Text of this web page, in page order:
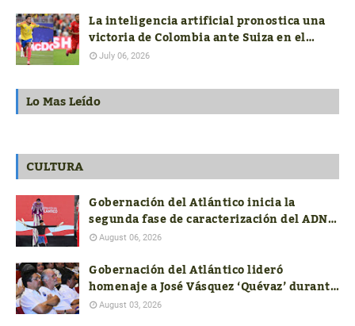
La inteligencia artificial pronostica una
victoria de Colombia ante Suiza en el
mundial FIFA 2026
July 06, 2026
Lo Mas Leído
CULTURA
Gobernación del Atlántico inicia la
segunda fase de caracterización del ADN
Cultural
August 06, 2026
Gobernación del Atlántico lideró
homenaje a José Vásquez ‘Quévaz’ durante
la presentación del libro de Alcides
August 03, 2026